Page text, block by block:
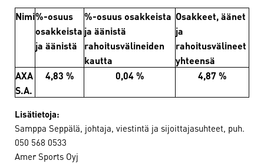
Nimi%-osuus
osakkeista
ja äänistä
%-osuus osakkeista
ja äänistä
rahoitusvälineiden
kautta
Osakkeet, äänet
ja
rahoitusvälineet
yhteensä
AXA
S.A.
4,83 % 0,04 % 4,87 %
Lisätietoja:
Samppa Seppälä, johtaja, viestintä ja sijoittajasuhteet, puh.
050 568 0533
Amer Sports Oyj